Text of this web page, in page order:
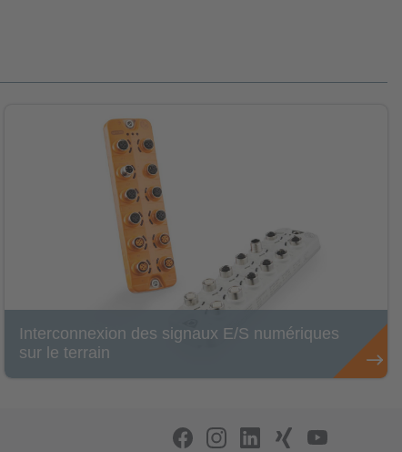
Interconnexion des signaux E/S numériques
sur le terrain